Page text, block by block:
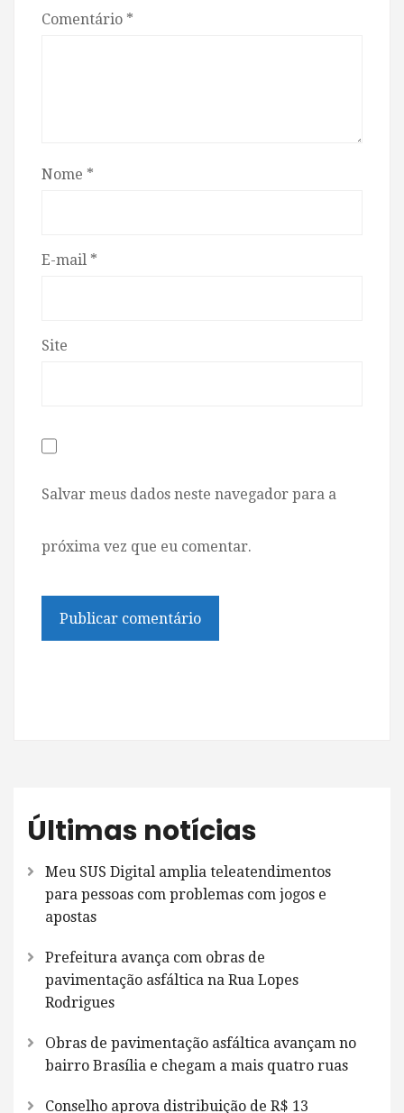
Comentário *
Nome *
E-mail *
Site
Salvar meus dados neste navegador para a
próxima vez que eu comentar.
Últimas notícias
Meu SUS Digital amplia teleatendimentos
para pessoas com problemas com jogos e
apostas
Prefeitura avança com obras de
pavimentação asfáltica na Rua Lopes
Rodrigues
Obras de pavimentação asfáltica avançam no
bairro Brasília e chegam a mais quatro ruas
Conselho aprova distribuição de R$ 13